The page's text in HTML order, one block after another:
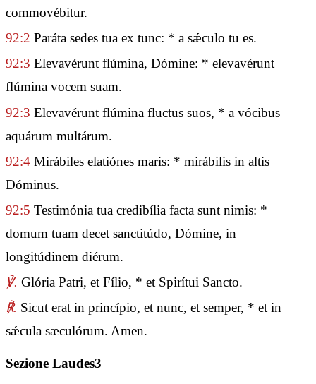
commovébitur.
92:2 Paráta sedes tua ex tunc: * a sǽculo tu es.
92:3 Elevavérunt flúmina, Dómine: * elevavérunt
flúmina vocem suam.
92:3 Elevavérunt flúmina fluctus suos, * a vócibus
aquárum multárum.
92:4 Mirábiles elatiónes maris: * mirábilis in altis
Dóminus.
92:5 Testimónia tua credibília facta sunt nimis: *
domum tuam decet sanctitúdo, Dómine, in
longitúdinem diérum.
℣. Glória Patri, et Fílio, * et Spirítui Sancto.
℟. Sicut erat in princípio, et nunc, et semper, * et in
sǽcula sæculórum. Amen.
Sezione Laudes3